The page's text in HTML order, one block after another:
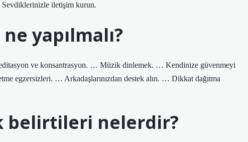
iletişim kurun.
yapılmalı?
ve konsantrasyon. … Müzik dinlemek. … Kendinize güvenmeyi
egzersizleri. … Arkadaşlarınızdan destek alın. … Dikkat dağıtma
belirtileri nelerdir?